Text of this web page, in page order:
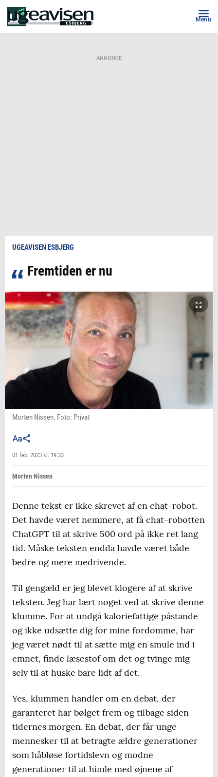
Menu
ANNONCE
UGEAVISEN ESBJERG
Fremtiden er nu
Morten Nissen. Foto: Privat
01 feb. 2023 kl. 19:33
Morten Nissen
Denne tekst er ikke skrevet af en chat-robot.
Det havde været nemmere, at få chat-robotten
ChatGPT til at skrive 500 ord på ikke ret lang
tid. Måske teksten endda havde været både
bedre og mere medrivende.
Til gengæld er jeg blevet klogere af at skrive
teksten. Jeg har lært noget ved at skrive denne
klumme. For at undgå kaloriefattige påstande
og ikke udsætte dig for mine fordomme, har
jeg været nødt til at sætte mig en smule ind i
emnet, finde læsestof om det og tvinge mig
selv til at huske bare lidt af det.
Yes, klummen handler om en debat, der
garanteret har bølget frem og tilbage siden
tidernes morgen. En debat, der får unge
mennesker til at betragte ældre generationer
som håbløse fortidslevn og modne
generationer til at himle med øjnene af